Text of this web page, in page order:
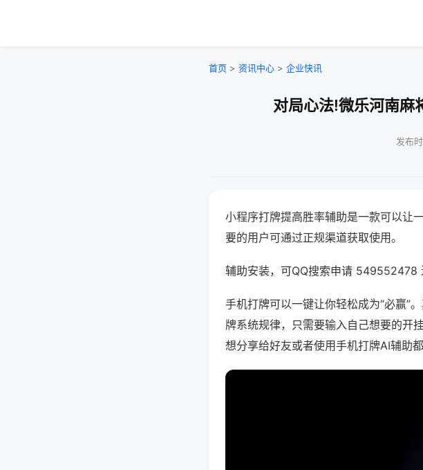
首页 > 资讯中心 > 企业快讯
对局心法!微乐河南麻
发布
小程序打牌提高胜率辅助是一款可以让
要的用户可通过正规渠道获取使用。
辅助安装，可QQ搜索申请 549552478
手机打牌可以一键让你轻松成为“必赢”
牌系统规律，只需要输入自己想要的开
想分享给好友或者使用手机打牌AI辅助都